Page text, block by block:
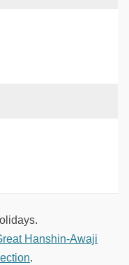
Hanshin-Awaji
.